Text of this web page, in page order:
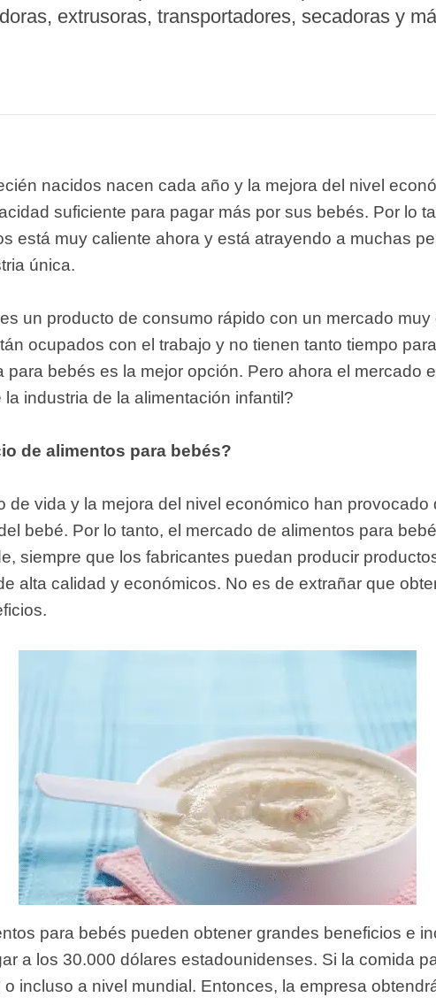
starch production
Defrosting
Drying Machine
de producción de
macarrones
de envasado de
alimentos
de producción de
instantáneos
extrusoras, transportadores, secadoras y
nacidos nacen cada año y la mejora del nivel
suficiente para pagar más por sus bebés. Por lo
está muy caliente ahora y está atrayendo a muchas
única.
un producto de consumo rápido con un mercado
ocupados con el trabajo y no tienen tanto tiempo
para bebés es la mejor opción. Pero ahora el mercado
industria de la alimentación infantil?
de alimentos para bebés?
de vida y la mejora del nivel económico han
bebé. Por lo tanto, el mercado de alimentos para
siempre que los fabricantes puedan producir
alta calidad y económicos. No es de extrañar que
para bebés pueden obtener grandes beneficios e
a los 30.000 dólares estadounidenses. Si la comida
incluso a nivel mundial. Entonces, la empresa